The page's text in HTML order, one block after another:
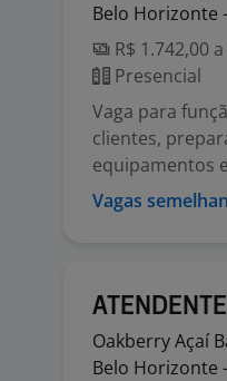
Belo Horizonte
R$ 1.742,00
Presencial
Vaga para
clientes,
equipamentos
Vagas
Oakberry Açaí
Belo Horizonte